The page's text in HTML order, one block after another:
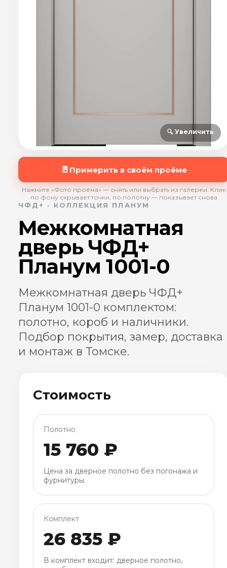
🔍 Увеличить
🚪 Примерить в своём проёме
Нажмите «Фото проёма» — снять или выбрать из галереи. Клик
по фону скрывает точки, по полотну — показывает снова
ЧФД+ · КОЛЛЕКЦИЯ ПЛАНУМ
Межкомнатная
дверь ЧФД+
Планум 1001-0
Межкомнатная дверь ЧФД+
Планум 1001-0 комплектом:
полотно, короб и наличники.
Подбор покрытия, замер, доставка
и монтаж в Томске.
Стоимость
Полотно
15 760 ₽
Цена за дверное полотно без погонажа и
фурнитуры.
Комплект
26 835 ₽
В комплект входит: дверное полотно,